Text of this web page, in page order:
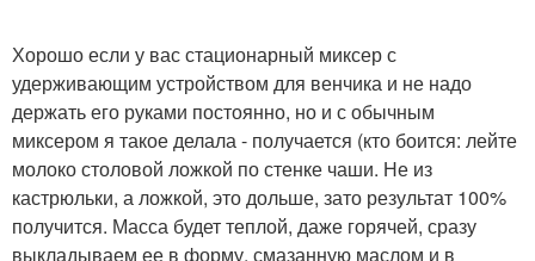
Хорошо если у вас стационарный миксер с
удерживающим устройством для венчика и не надо
держать его руками постоянно, но и с обычным
миксером я такое делала - получается (кто боится: лейте
молоко столовой ложкой по стенке чаши. Не из
кастрюльки, а ложкой, это дольше, зато результат 100%
получится. Масса будет теплой, даже горячей, сразу
выкладываем ее в форму, смазанную маслом и в